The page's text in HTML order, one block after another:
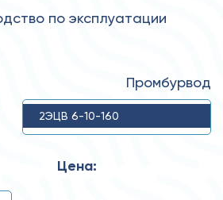
по эксплуатации
Промбурвод
2ЭЦВ 6-10-160
Цена: